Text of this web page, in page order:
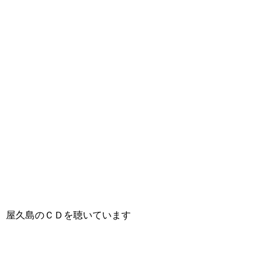
屋久島のＣＤを聴いています